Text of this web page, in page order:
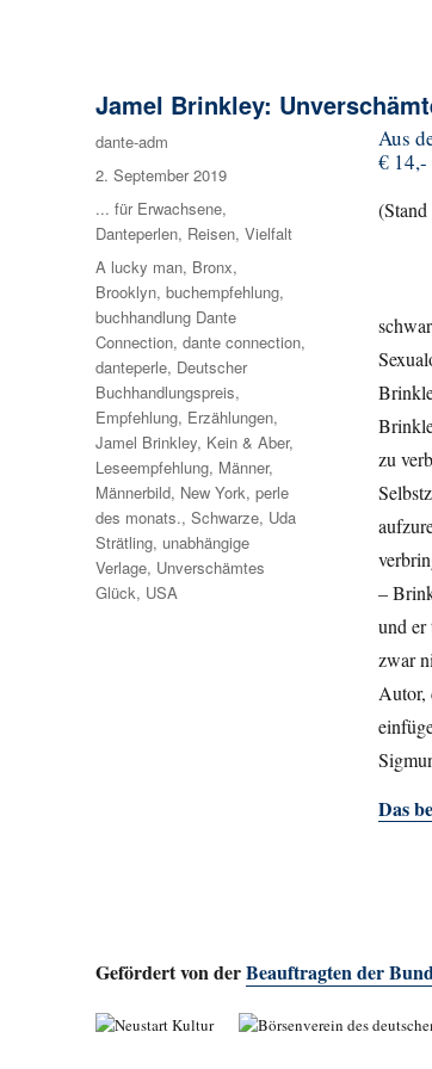
Jamel Brinkley:
Aus
€ 14,-
zu
–
und er
zwar
Autor,
Das
Autor
dante-adm
Veröffentlicht
am
2. September 2019
Kategorien
... für Erwachsene,
Danteperlen, Reisen,Vielfalt
Schlagwörter
A lucky man, Bronx,
Brooklyn,buchempfehlung,
buchhandlung Dante
Connection,dante connection,
danteperle, Deutscher
Buchhandlungspreis,
Empfehlung, Erzählungen,
Jamel Brinkley, Kein & Aber,
Leseempfehlung, Männer,
Männerbild, New York,perle
des monats.,Schwarze, Uda
Strätling, unabhängige
Verlage, Unverschämtes
Glück, USA
Gefördert von derBeauftragten der